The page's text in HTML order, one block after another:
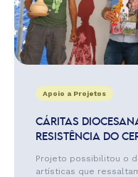
Apoio a Projetos
CÁRITAS
RESISTÊNCIA DO
Projeto possibilitou o
artísticas que